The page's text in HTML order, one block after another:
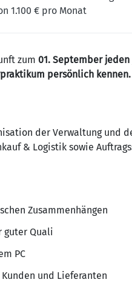
1.100 € pro Monat
zum 01. September jeden
persönlich kennen.
der Verwaltung und
& Logistik sowie
Zusammenhängen
guter Quali
PC
und Lieferanten